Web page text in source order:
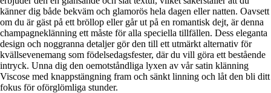
känner dig både bekväm och glamorös hela dagen eller natten. Oavsett
om du är gäst på ett bröllop eller går ut på en romantisk dejt, är denna
champagneklänning ett måste för alla speciella tillfällen. Dess eleganta
design och noggranna detaljer gör den till ett utmärkt alternativ för
kvällsevenemang som födelsedagsfester, där du vill göra ett bestående
intryck. Unna dig den oemotståndliga lyxen av vår satin klänning
Viscose med knappstängning fram och sänkt linning och låt den bli ditt
fokus för oförglömliga stunder.